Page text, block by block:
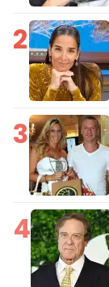
2
3
4